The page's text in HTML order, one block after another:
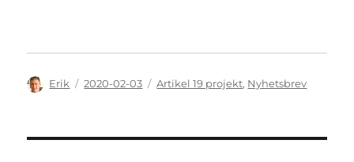
Författare
Erik
Publicerat
2020-02-03 Kategorier
Artikel 19 projekt, Nyhetsbrev